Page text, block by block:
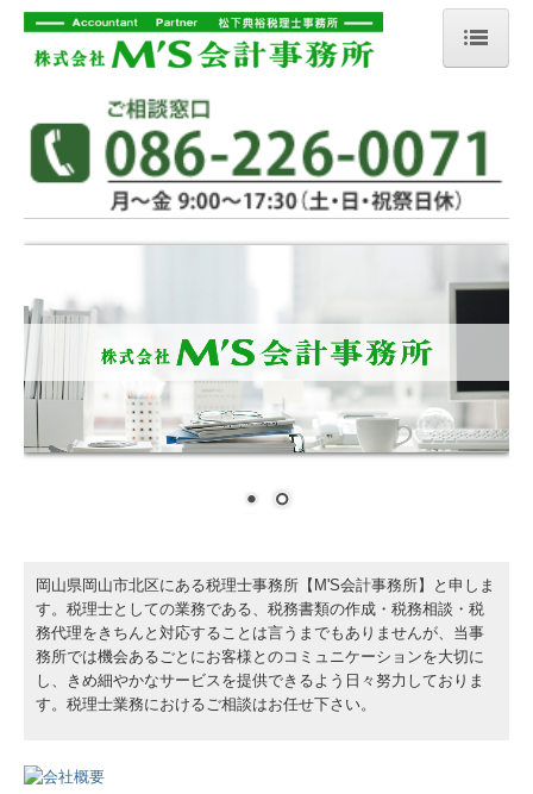
会社概要
業務案内
ひとりごと
税務あれこれ体験談
個人情報について
岡山県岡山市北区にある税理士事務所【M'S会計事務所】と申しま
す。税理士としての業務である、税務書類の作成・税務相談・税
務代理をきちんと対応することは言うまでもありませんが、当事
務所では機会あるごとにお客様とのコミュニケーションを大切に
し、きめ細やかなサービスを提供できるよう日々努力しておりま
す。税理士業務におけるご相談はお任せ下さい。